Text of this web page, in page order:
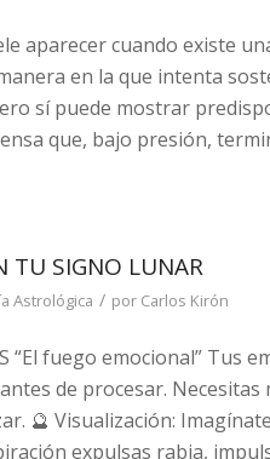
aparecer cuando existe
en la que intenta
sí puede mostrar
que, bajo presión,
TU SIGNO LUNAR
Astrológica / por Carlos Kirón
“El fuego emocional” Tus
de procesar. Necesitas
🔮 Visualización:
expulsas rabia,